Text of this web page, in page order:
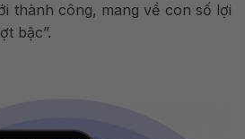
thành công, mang về con số lợi
bậc”.